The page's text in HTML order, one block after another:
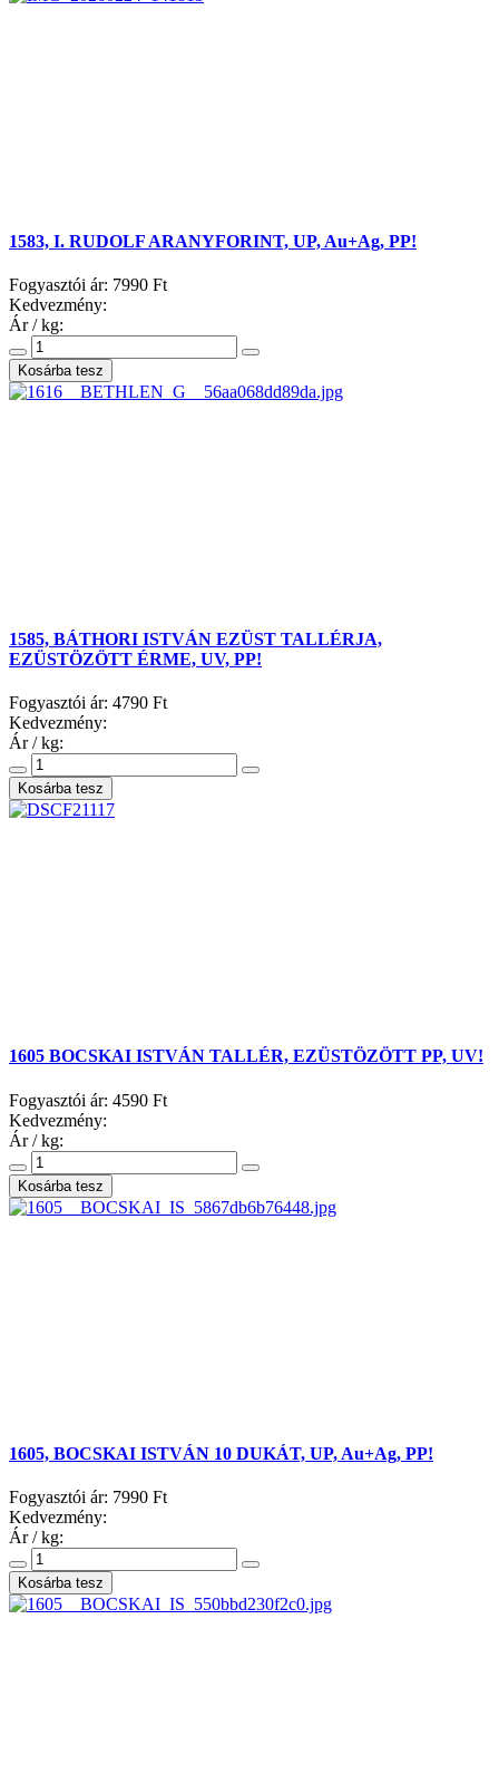
1583, I. RUDOLF ARANYFORINT, UP, Au+Ag, PP!
Fogyasztói ár: 7990 Ft
Kedvezmény:
Ár / kg:
1585, BÁTHORI ISTVÁN EZÜST TALLÉRJA,
EZÜSTÖZÖTT ÉRME, UV, PP!
Fogyasztói ár: 4790 Ft
Kedvezmény:
Ár / kg:
1605 BOCSKAI ISTVÁN TALLÉR, EZÜSTÖZÖTT PP, UV!
Fogyasztói ár: 4590 Ft
Kedvezmény:
Ár / kg:
1605, BOCSKAI ISTVÁN 10 DUKÁT, UP, Au+Ag, PP!
Fogyasztói ár: 7990 Ft
Kedvezmény:
Ár / kg: